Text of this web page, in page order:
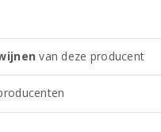
van deze producent